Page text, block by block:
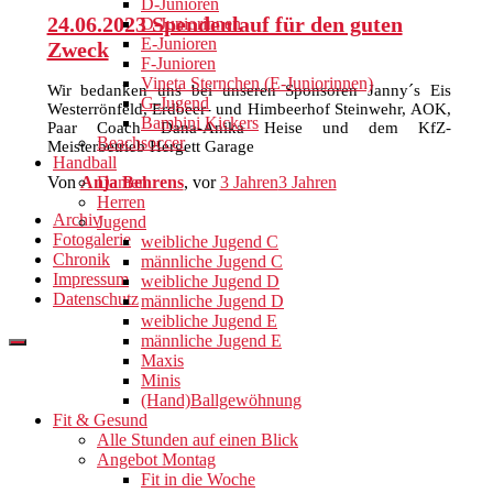
D-Junioren
D-Juniorinnen
E-Junioren
F-Junioren
Vineta Sternchen (E-Juniorinnen)
G-Jugend
Bambini Kickers
Beachsoccer
Handball
Damen
Herren
Jugend
weibliche Jugend C
männliche Jugend C
weibliche Jugend D
männliche Jugend D
weibliche Jugend E
männliche Jugend E
Maxis
Minis
(Hand)Ballgewöhnung
Fit & Gesund
Alle Stunden auf einen Blick
Angebot Montag
Fit in die Woche
24.06.2023 Spendenlauf für den guten
Zweck
Wir bedanken uns bei unseren Sponsoren Janny´s Eis
Westerrönfeld, Erdbeer- und Himbeerhof Steinwehr, AOK,
Paar Coach Dana-Anika Heise und dem KfZ-
Meisterbetrieb Hergett Garage
VonAnja Behrens, vor3 Jahren3 Jahren
Archiv
Fotogalerie
Chronik
Impressum
Datenschutz